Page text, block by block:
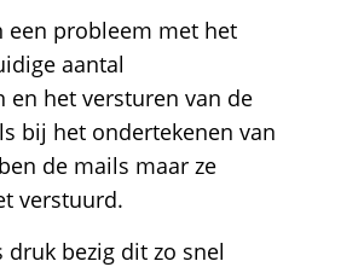
een probleem met het
aantal
en het versturen van de
bij het ondertekenen van
de mails maar ze
verstuurd.
druk bezig dit zo snel